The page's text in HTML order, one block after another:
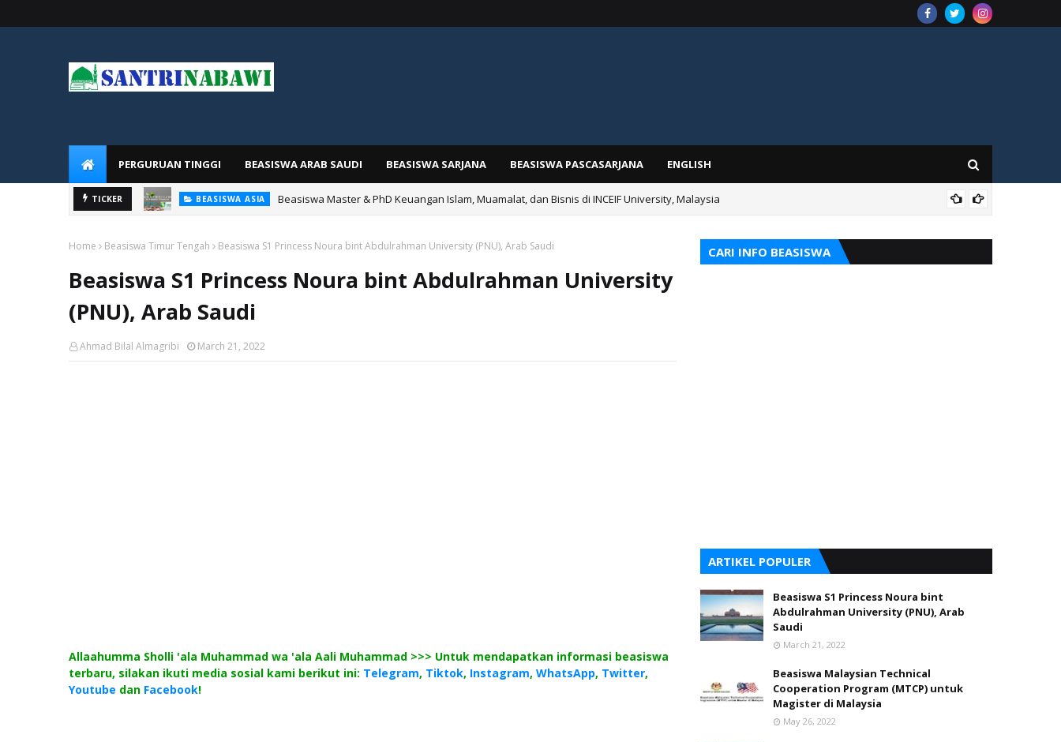
PERGURUAN TINGGI BEASISWA ARAB SAUDI BEASISWA SARJANA BEASISWA PASCASARJANA ENGLISH
TICKER BEASISWA ASIA Beasiswa Master & PhD Keuangan Islam, Muamalat, dan Bisnis di INCEIF University, Malaysia
Home Beasiswa Timur Tengah Beasiswa S1 Princess Noura bint Abdulrahman University (PNU), Arab Saudi
Beasiswa S1 Princess Noura bint Abdulrahman University
(PNU), Arab Saudi
Ahmad Bilal Almagribi March 21, 2022
Allaahumma Sholli 'ala Muhammad wa 'ala Aali Muhammad >>> Untuk mendapatkan informasi beasiswa
terbaru, silakan ikuti media sosial kami berikut ini: Telegram, Tiktok, Instagram, WhatsApp, Twitter,
Youtube dan Facebook!
CARI INFO BEASISWA
ARTIKEL POPULER
Beasiswa S1 Princess Noura bint
Abdulrahman University (PNU), Arab
Saudi
March 21, 2022
Beasiswa Malaysian Technical
Cooperation Program (MTCP) untuk
Magister di Malaysia
May 26, 2022